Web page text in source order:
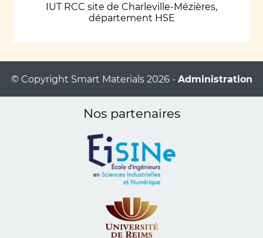
IUT RCC site de Charleville-Mézières,
département HSE
© Copyright Smart Materials 2026 - Administration
Nos partenaires